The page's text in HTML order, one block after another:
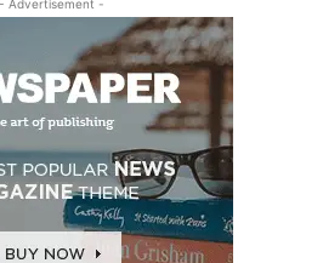
- Advertisement -